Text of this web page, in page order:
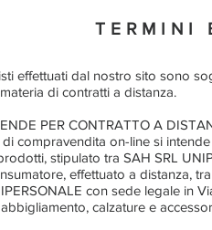
TERMINI
effettuati dal nostro sito sono
di contratti a distanza.
PER CONTRATTO A
compravendita on-line si
stipulato tra SAH SRL
effettuato a distanza,
con sede legale in
calzature e